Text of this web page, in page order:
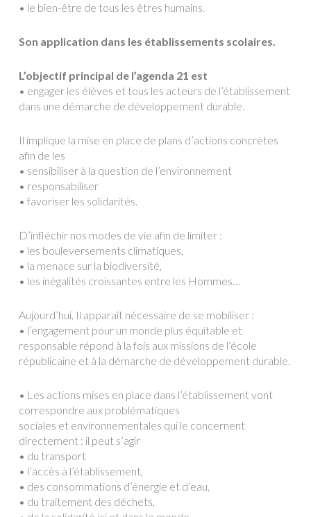
• le bien-être de tous les êtres humains.
Son application dans les établissements scolaires.
L’objectif principal de l’agenda 21 est
• engager les élèves et tous les acteurs de l’établissement
dans une démarche de développement durable.
Il implique la mise en place de plans d’actions concrètes
afin de les
• sensibiliser à la question de l’environnement
• responsabiliser
• favoriser les solidarités.
D’infléchir nos modes de vie afin de limiter :
• les bouleversements climatiques,
• la menace sur la biodiversité,
• les inégalités croissantes entre les Hommes…
Aujourd’hui, Il apparaît nécessaire de se mobiliser :
• l’engagement pour un monde plus équitable et
responsable répond à la fois aux missions de l’école
républicaine et à la démarche de développement durable.
• Les actions mises en place dans l’établissement vont
correspondre aux problématiques
sociales et environnementales qui le concernent
directement : il peut s’agir
• du transport
• l’accès à l’établissement,
• des consommations d’énergie et d’eau,
• du traitement des déchets,